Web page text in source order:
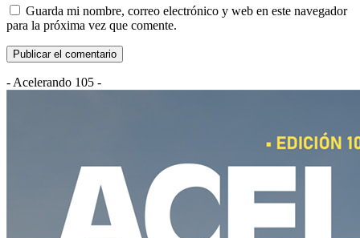
Guarda mi nombre, correo electrónico y web en este navegador
para la próxima vez que comente.
- Acelerando 105 -